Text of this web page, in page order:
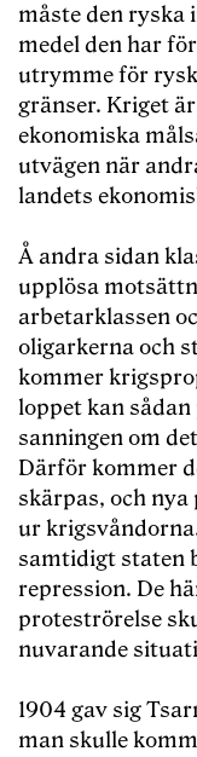
måste den ryska
medel den har
utrymme för
gränser. Kriget
ekonomiska
utvägen när
landets
Å andra sidan
upplösa
arbetarklassen
oligarkerna och
kommer
loppet kan
sanningen om
Därför kommer
skärpas, och
ur
samtidigt staten
repression. De
proteströrelse
nuvarande
1904 gav sig
man skulle